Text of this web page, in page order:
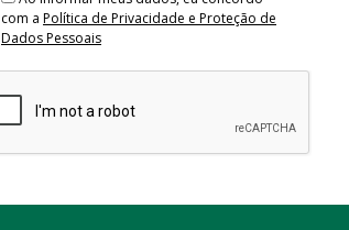
com a Política de Privacidade e Proteção de
Dados Pessoais